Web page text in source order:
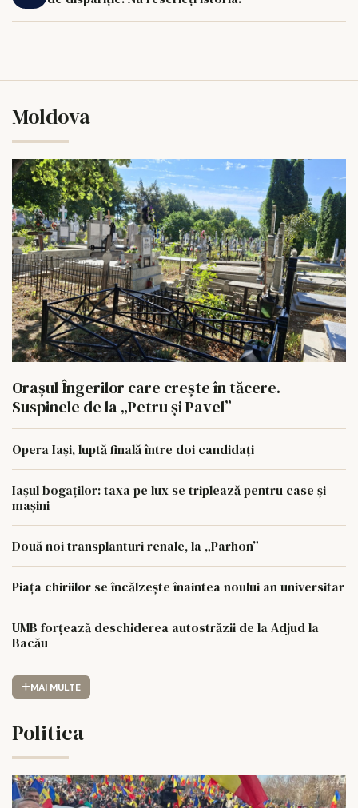
Moldova
Orașul Îngerilor care crește în tăcere.
Suspinele de la „Petru și Pavel”
Opera Iași, luptă finală între doi candidați
Iașul bogaților: taxa pe lux se triplează pentru case și
mașini
Două noi transplanturi renale, la „Parhon”
Piața chiriilor se încălzește înaintea noului an universitar
UMB forțează deschiderea autostrăzii de la Adjud la
Bacău
MAI MULTE
Politica